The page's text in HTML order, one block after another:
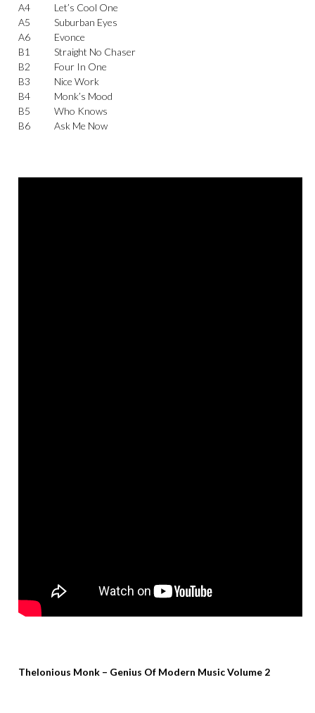
A4
Let’s Cool One
A5
Suburban Eyes
A6
Evonce
B1
Straight No Chaser
B2
Four In One
B3
Nice Work
B4
Monk’s Mood
B5
Who Knows
B6
Ask Me Now
Thelonious Monk – Genius Of Modern Music Volume 2